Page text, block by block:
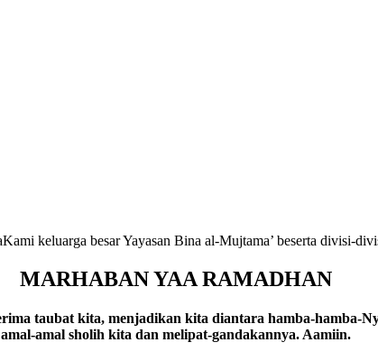
Kami keluarga besar Yayasan Bina al-Mujtama’ beserta divisi-
MARHABAN YAA RAMADHAN
taubat kita, menjadikan kita diantara hamba-hamba-
amal-amal sholih kita dan melipat-gandakannya. Aamiin.